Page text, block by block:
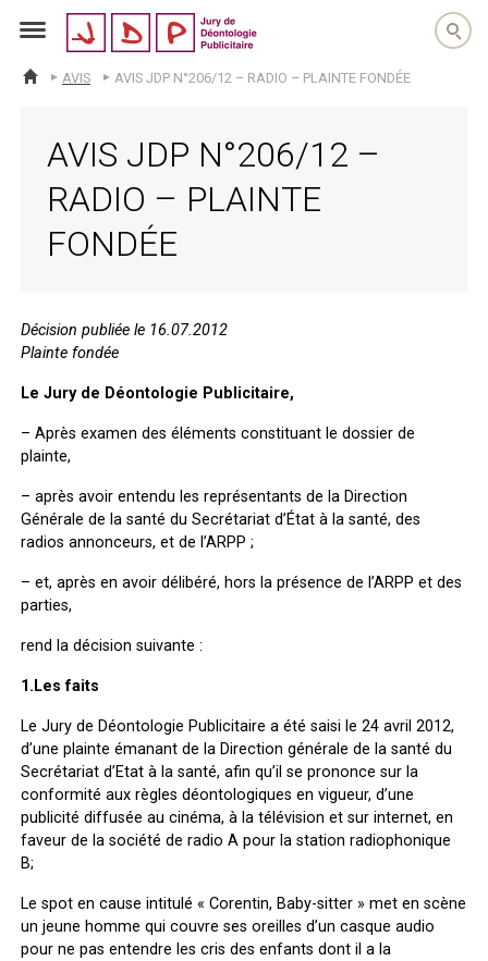
jdp
ACCUEIL
AVIS AVIS JDP N°206/12 – RADIO – PLAINTE FONDÉE
AVIS JDP N°206/12 –
RADIO – PLAINTE
FONDÉE
Décision publiée le 16.07.2012
Plainte fondée
Le Jury de Déontologie Publicitaire,
– Après examen des éléments constituant le dossier de
plainte,
– après avoir entendu les représentants de la Direction
Générale de la santé du Secrétariat d’État à la santé, des
radios annonceurs, et de l’ARPP ;
– et, après en avoir délibéré, hors la présence de l’ARPP et des
parties,
rend la décision suivante :
1.Les faits
Le Jury de Déontologie Publicitaire a été saisi le 24 avril 2012,
d’une plainte émanant de la Direction générale de la santé du
Secrétariat d’Etat à la santé, afin qu’il se prononce sur la
conformité aux règles déontologiques en vigueur, d’une
publicité diffusée au cinéma, à la télévision et sur internet, en
faveur de la société de radio A pour la station radiophonique
B;
Le spot en cause intitulé « Corentin, Baby-sitter » met en scène
un jeune homme qui couvre ses oreilles d’un casque audio
pour ne pas entendre les cris des enfants dont il a la